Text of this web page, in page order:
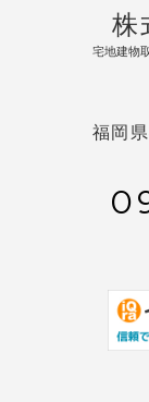
株
宅地建物
福岡